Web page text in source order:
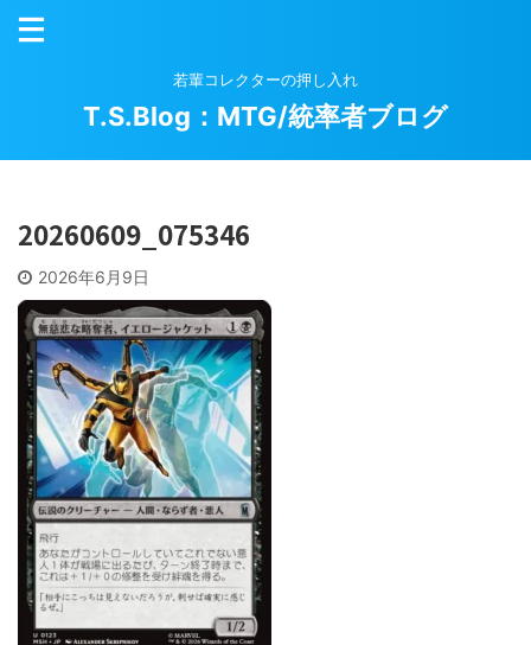
若輩コレクターの押し入れ
T.S.Blog：MTG/統率者ブログ
20260609_075346
2026年6月9日